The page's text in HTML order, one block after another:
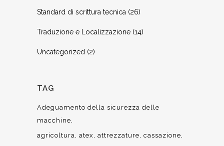
Standard di scrittura tecnica (26)
Traduzione e Localizzazione (14)
Uncategorized (2)
TAG
Adeguamento della sicurezza delle
macchine
agricoltura atex attrezzature cassazione